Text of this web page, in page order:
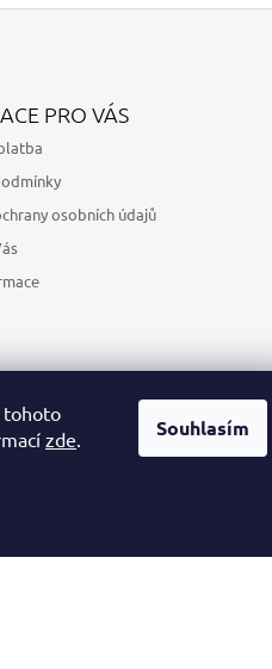
tohoto
zde. Souhlasím
PRO VÁS
osobních údajů